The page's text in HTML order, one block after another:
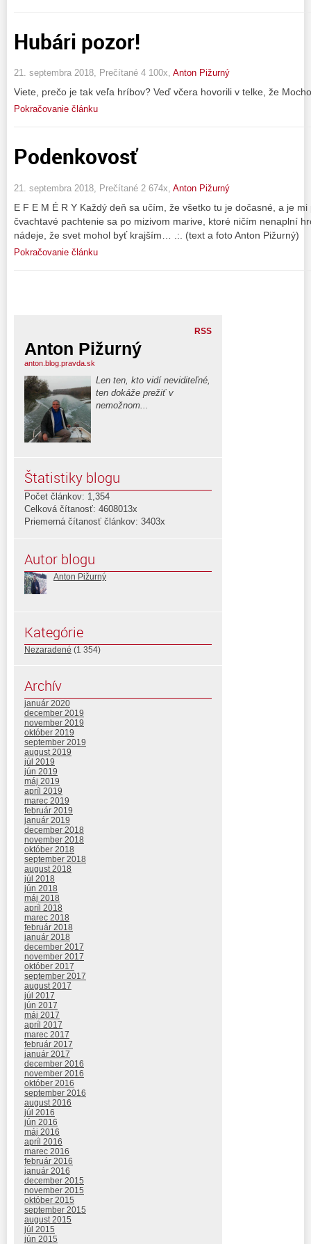
Hubári pozor!
21. septembra 2018, Prečítané 4 100x, Anton Pižurný
Viete, prečo je tak veľa hríbov? Veď včera hovorili v telke, že
Pokračovanie článku
Podenkovosť
21. septembra 2018, Prečítané 2 674x, Anton Pižurný
E F E M É R Y Každý deň sa učím, že všetko tu je dočasné, a je
čvachtavé pachtenie sa po mizivom marive, ktoré ničím nenaplní
nádeje, že svet mohol byť krajším… .:. (text a foto Anton Pižurný)
Pokračovanie článku
RSS
Anton Pižurný
anton.blog.pravda.sk
Len ten, kto vidí neviditeľné,
ten dokáže prežiť v
nemožnom...
Štatistiky blogu
Počet článkov: 1,354
Celková čítanosť: 4608013x
Priemerná čítanosť článkov: 3403x
Autor blogu
Anton Pižurný
Kategórie
Nezaradené (1 354)
Archív
január 2020
december 2019
november 2019
október 2019
september 2019
august 2019
júl 2019
jún 2019
máj 2019
apríl 2019
marec 2019
február 2019
január 2019
december 2018
november 2018
október 2018
september 2018
august 2018
júl 2018
jún 2018
máj 2018
apríl 2018
marec 2018
február 2018
január 2018
december 2017
november 2017
október 2017
september 2017
august 2017
júl 2017
jún 2017
máj 2017
apríl 2017
marec 2017
február 2017
január 2017
december 2016
november 2016
október 2016
september 2016
august 2016
júl 2016
jún 2016
máj 2016
apríl 2016
marec 2016
február 2016
január 2016
december 2015
november 2015
október 2015
september 2015
august 2015
júl 2015
jún 2015